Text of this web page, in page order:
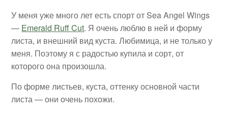
У меня уже много лет есть спорт от Sea Angel Wings
— Emerald Ruff Cut. Я очень люблю в ней и форму
листа, и внешний вид куста. Любимица, и не только у
меня. Поэтому я с радостью купила и сорт, от
которого она произошла.
По форме листьев, куста, оттенку основной части
листа — они очень похожи.